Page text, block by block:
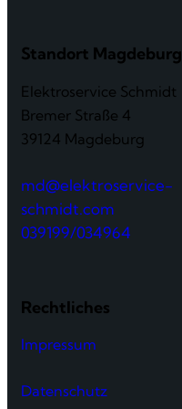
Standort Magdeburg
Elektroservice Schmidt
Bremer Straße 4
39124 Magdeburg
md@elektroservice-
schmidt.com
039199/034964
Rechtliches
Impressum
Datenschutz